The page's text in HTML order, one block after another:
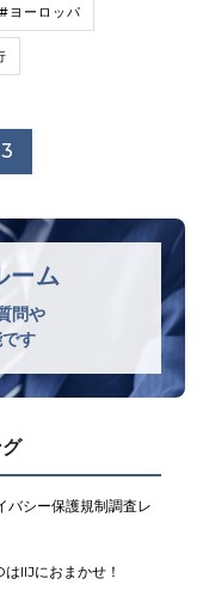
#ヨーロッパ
3
ーム
問や
す
バシー保護規制調査レ
IIJにおまかせ！